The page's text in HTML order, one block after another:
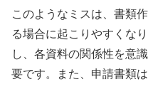
このようなミスは、書類
る場合に起こりやすくな
し、各資料の関係性を意
要です。また、申請書類